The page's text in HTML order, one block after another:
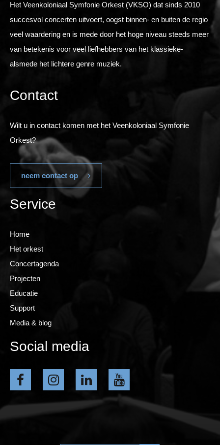
Het Veenkoloniaal Symfonie Orkest (VKSO) dat sinds 2010
succesvol concerten uitvoert, oogst binnen- en buiten de regio
veel waardering en is mede door het hoge niveau steeds meer
van betekenis voor veel liefhebbers van het klassieke-
alsmede het lichtere genre muziek.
Contact
Wilt u in contact komen met het Veenkoloniaal Symfonie
Orkest?
neem contact op
Service
Home
Het orkest
Concertagenda
Projecten
Educatie
Support
Media & blog
Social media